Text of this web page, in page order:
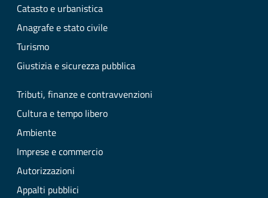
Catasto e urbanistica
Anagrafe e stato civile
Turismo
Giustizia e sicurezza pubblica
Tributi, finanze e contravvenzioni
Cultura e tempo libero
Ambiente
Imprese e commercio
Autorizzazioni
Appalti pubblici